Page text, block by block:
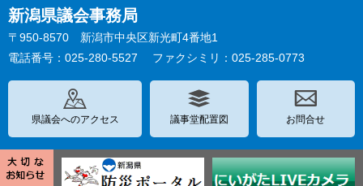
新潟県議会事務局
〒950-8570 新潟市中央区新光町4番地1
電話番号：025-280-5527
ファクシミリ：025-285-0773
県議会へのアクセス 議事堂配置図 お問合せ